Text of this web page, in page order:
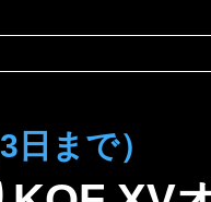
日まで）